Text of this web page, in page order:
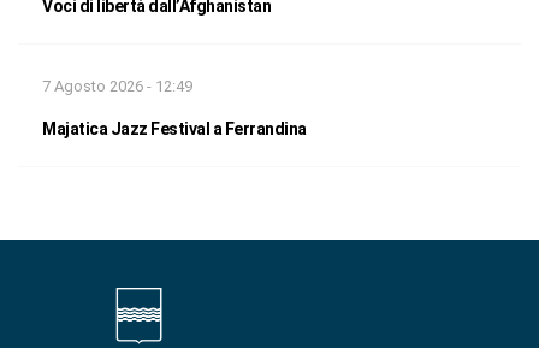
Voci di libertà dall’Afghanistan
7 Agosto 2026 - 12:49
Majatica Jazz Festival a Ferrandina